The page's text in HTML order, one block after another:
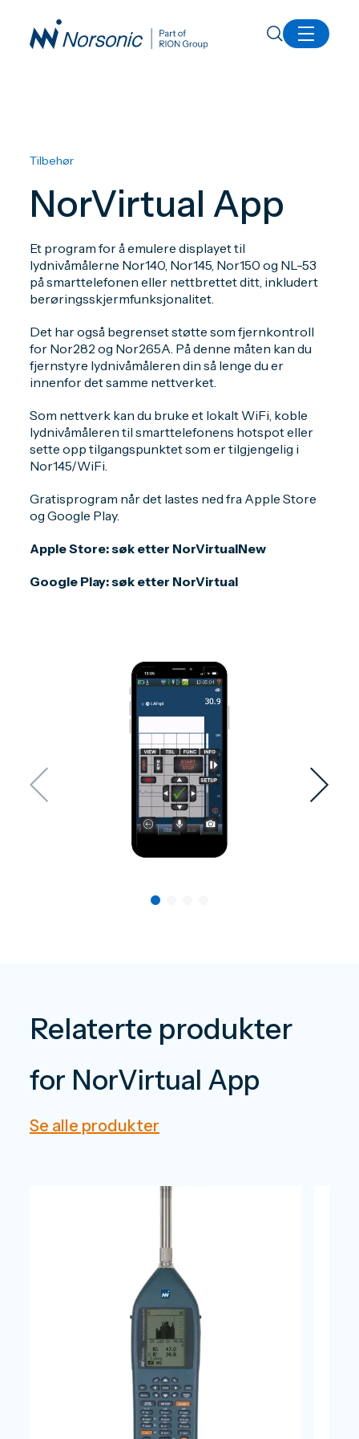
Tilbehør
NorVirtual App
Et program for å emulere displayet til
lydnivåmålerne Nor140, Nor145, Nor150 og NL-53
på smarttelefonen eller nettbrettet ditt, inkludert
berøringsskjermfunksjonalitet.
Det har også begrenset støtte som fjernkontroll
for Nor282 og Nor265A. På denne måten kan du
fjernstyre lydnivåmåleren din så lenge du er
innenfor det samme nettverket.
Som nettverk kan du bruke et lokalt WiFi, koble
lydnivåmåleren til smarttelefonens hotspot eller
sette opp tilgangspunktet som er tilgjengelig i
Nor145/WiFi.
Gratisprogram når det lastes ned fra Apple Store
og Google Play.
Apple Store: søk etter NorVirtualNew
Google Play: søk etter NorVirtual
Relaterte produkter
for NorVirtual App
Se alle produkter